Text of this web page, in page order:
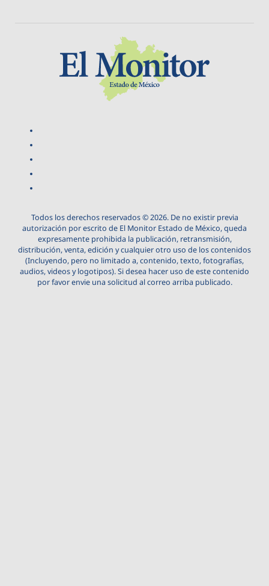
Todos los derechos reservados © 2026. De no existir previa
autorización por escrito de El Monitor Estado de México, queda
expresamente prohibida la publicación, retransmisión,
distribución, venta, edición y cualquier otro uso de los contenidos
(Incluyendo, pero no limitado a, contenido, texto, fotografías,
audios, videos y logotipos). Si desea hacer uso de este contenido
por favor envie una solicitud al correo arriba publicado.